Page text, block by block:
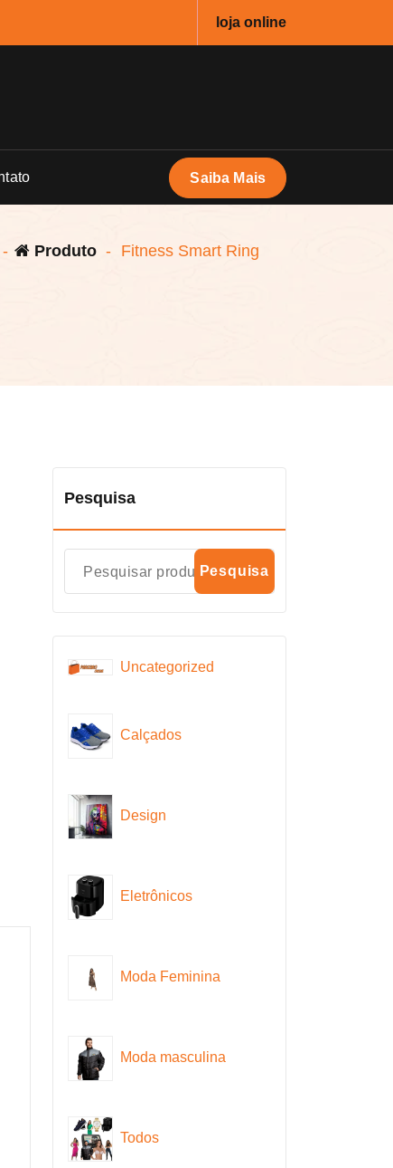
loja online
Saiba Mais
- Produto - Fitness Smart Ring
Pesquisa
Pesquisa
Uncategorized
Calçados
Design
Eletrônicos
Moda Feminina
Moda masculina
Todos